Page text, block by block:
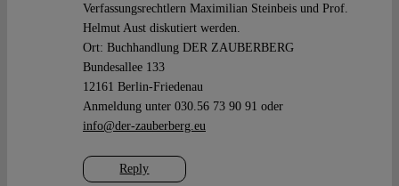
Reply
Verfassungsrechtlern Maximilian Steinbeis und Prof.
Helmut Aust diskutiert werden.
Ort: Buchhandlung DER ZAUBERBERG
Bundesallee 133
12161 Berlin-Friedenau
Anmeldung unter 030.56 73 90 91 oder
info@der-zauberberg.eu